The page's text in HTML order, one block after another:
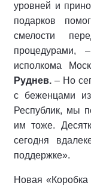
уровней и
подарков
смелости
процедурами,
исполкома
Руднев. – Но
с беженцами
Республик, мы
им тоже.
сегодня
поддержке».
Новая «Коробка